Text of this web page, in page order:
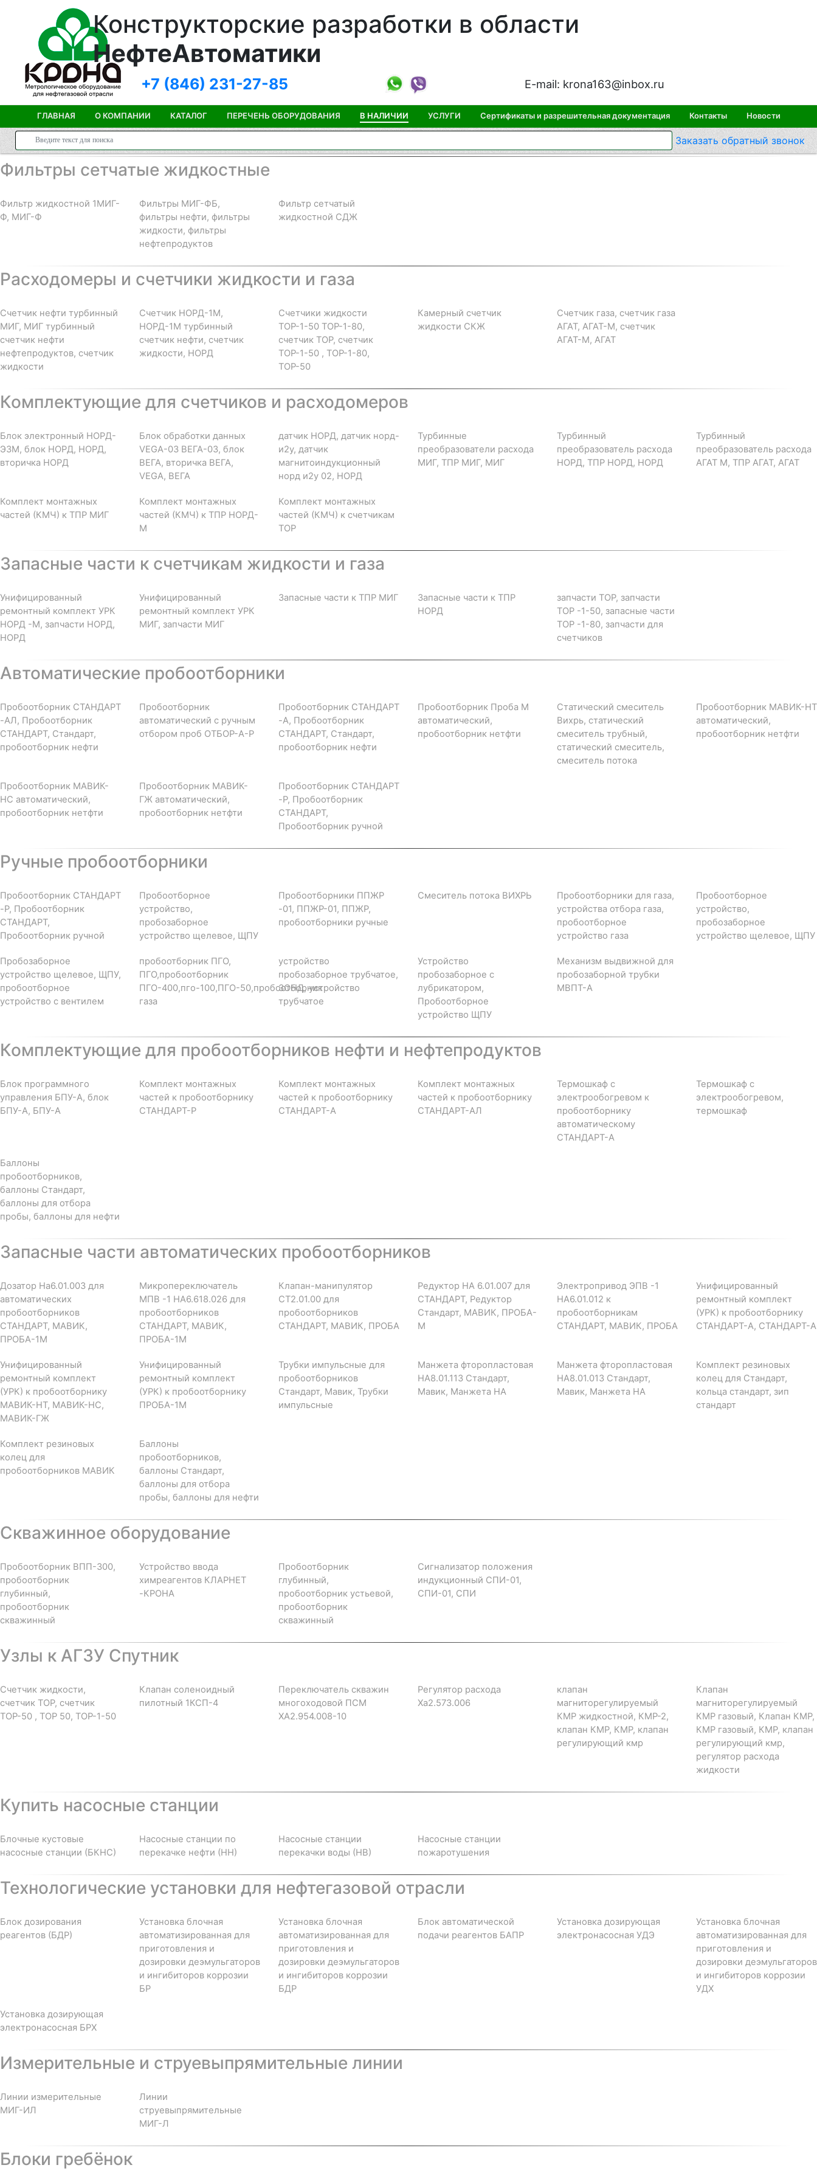
Конструкторские разработки в области
НефтеАвтоматики
+7 (846) 231-27-85 E-mail: krona163@inbox.ru
ГЛАВНАЯ О КОМПАНИИ КАТАЛОГ ПЕРЕЧЕНЬ ОБОРУДОВАНИЯ В НАЛИЧИИ УСЛУГИ Сертификаты и разрешительная документация Контакты Новости
Заказать обратный звонок
Фильтры сетчатые жидкостные
Фильтр жидкостной 1МИГ-
Ф, МИГ-Ф
Фильтры МИГ-ФБ,
фильтры нефти, фильтры
жидкости, фильтры
нефтепродуктов
Фильтр сетчатый
жидкостной СДЖ
Расходомеры и счетчики жидкости и газа
Счетчик нефти турбинный
МИГ, МИГ турбинный
счетчик нефти
нефтепродуктов, счетчик
жидкости
Счетчик НОРД-1М,
НОРД-1М турбинный
счетчик нефти, счетчик
жидкости, НОРД
Счетчики жидкости
ТОР-1-50 ТОР-1-80,
счетчик ТОР, счетчик
ТОР-1-50 , ТОР-1-80,
ТОР-50
Камерный счетчик
жидкости СКЖ
Счетчик газа, счетчик газа
АГАТ, АГАТ-М, счетчик
АГАТ-М, АГАТ
Комплектующие для счетчиков и расходомеров
Блок электронный НОРД-
Э3М, блок НОРД, НОРД,
вторичка НОРД
Блок обработки данных
VEGA-03 ВЕГА-03, блок
ВЕГА, вторичка ВЕГА,
VEGA, ВЕГА
датчик НОРД, датчик норд-
и2у, датчик
магнитоиндукционный
норд и2у 02, НОРД
Турбинные
преобразователи расхода
МИГ, ТПР МИГ, МИГ
Турбинный
преобразователь расхода
НОРД, ТПР НОРД, НОРД
Турбинный
преобразователь расхода
АГАТ М, ТПР АГАТ, АГАТ
Комплект монтажных
частей (КМЧ) к ТПР МИГ
Комплект монтажных
частей (КМЧ) к ТПР НОРД-
М
Комплект монтажных
частей (КМЧ) к счетчикам
ТОР
Запасные части к счетчикам жидкости и газа
Унифицированный
ремонтный комплект УРК
НОРД -М, запчасти НОРД,
НОРД
Унифицированный
ремонтный комплект УРК
МИГ, запчасти МИГ
Запасные части к ТПР МИГ
Запасные части к ТПР
НОРД
запчасти ТОР, запчасти
ТОР -1-50, запасные части
ТОР -1-80, запчасти для
счетчиков
Автоматические пробоотборники
Пробоотборник СТАНДАРТ
-АЛ, Пробоотборник
СТАНДАРТ, Стандарт,
пробоотборник нефти
Пробоотборник
автоматический с ручным
отбором проб ОТБОР-А-Р
Пробоотборник СТАНДАРТ
-А, Пробоотборник
СТАНДАРТ, Стандарт,
пробоотборник нефти
Пробоотборник Проба М
автоматический,
пробоотборник нетфти
Статический смеситель
Вихрь, статический
смеситель трубный,
статический смеситель,
смеситель потока
Пробоотборник МАВИК-НТ
автоматический,
пробоотборник нетфти
Пробоотборник МАВИК-
НС автоматический,
пробоотборник нетфти
Пробоотборник МАВИК-
ГЖ автоматический,
пробоотборник нетфти
Пробоотборник СТАНДАРТ
-Р, Пробоотборник
СТАНДАРТ,
Пробоотборник ручной
Ручные пробоотборники
Пробоотборник СТАНДАРТ
-Р, Пробоотборник
СТАНДАРТ,
Пробоотборник ручной
Пробоотборное
устройство,
пробозаборное
устройство щелевое, ЩПУ
Пробоотборники ППЖР
-01, ППЖР-01, ППЖР,
пробоотборники ручные
Смеситель потока ВИХРЬ
Пробоотборники для газа,
устройства отбора газа,
пробоотборное
устройство газа
Пробоотборное
устройство,
пробозаборное
устройство щелевое, ЩПУ
Пробозаборное
устройство щелевое, ЩПУ,
пробоотборное
устройство с вентилем
пробоотборник ПГО,
ПГО,пробоотборник
ПГО-400,пго-100,ПГО-50,пробоотборник
газа
устройство
пробозаборное трубчатое,
ЗОНД, устройство
трубчатое
Устройство
пробозаборное с
лубрикатором,
Пробоотборное
устройство ЩПУ
Механизм выдвижной для
пробозаборной трубки
МВПТ-А
Комплектующие для пробоотборников нефти и нефтепродуктов
Блок программного
управления БПУ-А, блок
БПУ-А, БПУ-А
Комплект монтажных
частей к пробоотборнику
СТАНДАРТ-Р
Комплект монтажных
частей к пробоотборнику
СТАНДАРТ-А
Комплект монтажных
частей к пробоотборнику
СТАНДАРТ-АЛ
Термошкаф с
электрообогревом к
пробоотборнику
автоматическому
СТАНДАРТ-А
Термошкаф с
электрообогревом,
термошкаф
Баллоны
пробоотборников,
баллоны Стандарт,
баллоны для отбора
пробы, баллоны для нефти
Запасные части автоматических пробоотборников
Дозатор На6.01.003 для
автоматических
пробоотборников
СТАНДАРТ, МАВИК,
ПРОБА-1М
Микропереключатель
МПВ -1 НА6.618.026 для
пробоотборников
СТАНДАРТ, МАВИК,
ПРОБА-1М
Клапан-манипулятор
СТ2.01.00 для
пробоотборников
СТАНДАРТ, МАВИК, ПРОБА
Редуктор НА 6.01.007 для
СТАНДАРТ, Редуктор
Стандарт, МАВИК, ПРОБА-
М
Электропривод ЭПВ -1
НА6.01.012 к
пробоотборникам
СТАНДАРТ, МАВИК, ПРОБА
Унифицированный
ремонтный комплект
(УРК) к пробоотборнику
СТАНДАРТ-А, СТАНДАРТ-А
Унифицированный
ремонтный комплект
(УРК) к пробоотборнику
МАВИК-НТ, МАВИК-НС,
МАВИК-ГЖ
Унифицированный
ремонтный комплект
(УРК) к пробоотборнику
ПРОБА-1М
Трубки импульсные для
пробоотборников
Стандарт, Мавик, Трубки
импульсные
Манжета фторопластовая
НА8.01.113 Стандарт,
Мавик, Манжета НА
Манжета фторопластовая
НА8.01.013 Стандарт,
Мавик, Манжета НА
Комплект резиновых
колец для Стандарт,
кольца стандарт, зип
стандарт
Комплект резиновых
колец для
пробоотборников МАВИК
Баллоны
пробоотборников,
баллоны Стандарт,
баллоны для отбора
пробы, баллоны для нефти
Скважинное оборудование
Пробоотборник ВПП-300,
пробоотборник
глубинный,
пробоотборник
скважинный
Устройство ввода
химреагентов КЛАРНЕТ
-КРОНА
Пробоотборник
глубинный,
пробоотборник устьевой,
пробоотборник
скважинный
Сигнализатор положения
индукционный СПИ-01,
СПИ-01, СПИ
Узлы к АГЗУ Спутник
Счетчик жидкости,
счетчик ТОР, счетчик
ТОР-50 , ТОР 50, ТОР-1-50
Клапан соленоидный
пилотный 1КСП-4
Переключатель скважин
многоходовой ПСМ
ХА2.954.008-10
Регулятор расхода
Ха2.573.006
клапан
магниторегулируемый
КМР жидкостной, КМР-2,
клапан КМР, КМР, клапан
регулирующий кмр
Клапан
магниторегулируемый
КМР газовый, Клапан КМР,
КМР газовый, КМР, клапан
регулирующий кмр,
регулятор расхода
жидкости
Купить насосные станции
Блочные кустовые
насосные станции (БКНС)
Насосные станции по
перекачке нефти (НН)
Насосные станции
перекачки воды (НВ)
Насосные станции
пожаротушения
Технологические установки для нефтегазовой отрасли
Блок дозирования
реагентов (БДР)
Установка блочная
автоматизированная для
приготовления и
дозировки деэмульгаторов
и ингибиторов коррозии
БР
Установка блочная
автоматизированная для
приготовления и
дозировки деэмульгаторов
и ингибиторов коррозии
БДР
Блок автоматической
подачи реагентов БАПР
Установка дозирующая
электронасосная УДЭ
Установка блочная
автоматизированная для
приготовления и
дозировки деэмульгаторов
и ингибиторов коррозии
УДХ
Установка дозирующая
электронасосная БРХ
Измерительные и струевыпрямительные линии
Линии измерительные
МИГ-ИЛ
Линии
струевыпрямительные
МИГ-Л
Блоки гребёнок